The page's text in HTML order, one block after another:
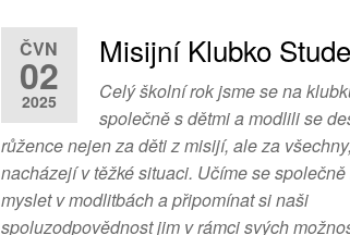
ČVN
02
2025
Misijní Klubko
Celý školní rok jsme se na
společně s dětmi a modlili se
růžence nejen za děti z misijí, ale za
nacházejí v těžké situaci. Učíme se
myslet v modlitbách a připomínat si naši
spoluzodpovědnost jim v rámci svých